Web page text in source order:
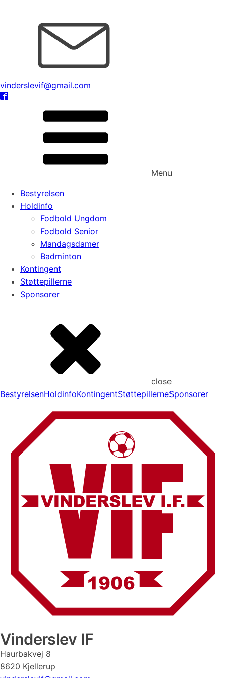
vinderslevif@gmail.com
Menu
Bestyrelsen
Holdinfo
Fodbold Ungdom
Fodbold Senior
Mandagsdamer
Badminton
Kontingent
Støttepillerne
Sponsorer
close
BestyrelsenHoldinfoKontingentStøttepillerneSponsorer
Vinderslev IF
Haurbakvej 8
8620 Kjellerup